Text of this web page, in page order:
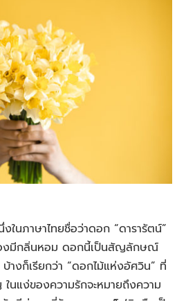
นภาษาไทยชื่อว่าดอก “ดารารัตน์”
งมีกลิ่นหอม ดอกนี้เป็นสัญลักษณ์
างก็เรียกว่า “ดอกไม้แห่งอัศวิน” ที่
นแง่ของความรักจะหมายถึงความ